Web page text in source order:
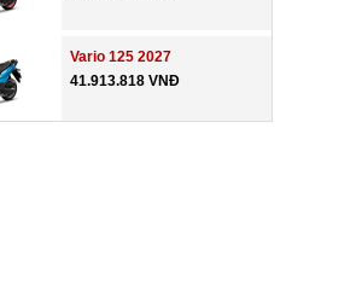
Vario 125 2027
41.913.818 VNĐ